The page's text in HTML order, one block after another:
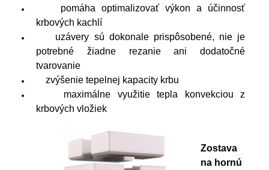
pomáha optimalizovať výkon a účinnosť
krbových kachlí
uzávery sú dokonale prispôsobené, nie je
potrebné žiadne rezanie ani dodatočné
tvarovanie
zvýšenie tepelnej kapacity krbu
maximálne využitie tepla konvekciou z
krbových vložiek
Zostava
na hornú